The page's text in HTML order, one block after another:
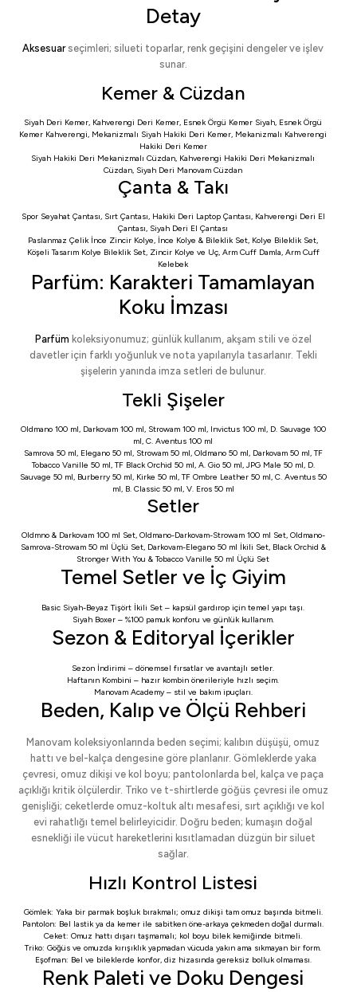
Detay
Aksesuarseçimleri; silueti toparlar, renk geçişini dengeler ve işlev
sunar.
Kemer & Cüzdan
Siyah Deri Kemer, Kahverengi Deri Kemer, Esnek Örgü Kemer Siyah, Esnek Örgü
Kemer Kahverengi, Mekanizmalı Siyah Hakiki Deri Kemer, Mekanizmalı Kahverengi
Hakiki Deri Kemer
Siyah Hakiki Deri Mekanizmalı Cüzdan, Kahverengi Hakiki Deri Mekanizmalı
Cüzdan, Siyah Deri Manovam Cüzdan
Çanta & Takı
Spor Seyahat Çantası, Sırt Çantası, Hakiki Deri Laptop Çantası, Kahverengi Deri El
Çantası, Siyah Deri El Çantası
Paslanmaz Çelik İnce Zincir Kolye, İnce Kolye & Bileklik Set, Kolye Bileklik Set,
Köşeli Tasarım Kolye Bileklik Set, Zincir Kolye ve Uç, Arm Cuff Damla, Arm Cuff
Kelebek
Parfüm: Karakteri Tamamlayan
Koku İmzası
Parfüm koleksiyonumuz; günlük kullanım, akşam stili ve özel
davetler için farklı yoğunluk ve nota yapılarıyla tasarlanır. Tekli
şişelerin yanında imza setleri de bulunur.
Tekli Şişeler
Oldmano 100 ml, Darkovam 100 ml, Strowam 100 ml, Invictus 100 ml, D. Sauvage 100
ml, C. Aventus 100 ml
Samrova 50 ml, Elegano 50 ml, Strowam 50 ml, Oldmano 50 ml, Darkovam 50 ml,TF
Tobacco Vanille 50 ml,TF Black Orchid 50 ml, A. Gio 50 ml,JPG Male 50 ml, D.
Sauvage 50 ml, Burberry 50 ml, Kirke 50 ml,TF Ombre Leather 50 ml, C. Aventus 50
ml, B. Classic 50 ml, V. Eros 50 ml
Setler
Oldmno & Darkovam 100 ml Set, Oldmano-Darkovam-Strowam 100 ml Set, Oldmano-
Samrova-Strowam 50 ml Üçlü Set, Darkovam-Elegano 50 ml İkili Set, Black Orchid &
Stronger With You & Tobacco Vanille 50 ml Üçlü Set
Temel Setler ve İç Giyim
Basic Siyah-Beyaz Tişört İkili Set – kapsül gardırop için temel yapı taşı.
Siyah Boxer– %100 pamuk konforu ve günlük kullanım.
Sezon & Editoryal İçerikler
Sezon İndirimi – dönemsel fırsatlar ve avantajlı setler.
Haftanın Kombini – hazır kombin önerileriyle hızlı seçim.
Manovam Academy– stil ve bakım ipuçları.
Beden, Kalıp ve Ölçü Rehberi
Manovam koleksiyonlarında beden seçimi; kalıbın düşüşü, omuz
hattı ve bel-kalça dengesine göre planlanır. Gömleklerde yaka
çevresi, omuz dikişi ve kol boyu; pantolonlarda bel, kalça ve paça
açıklığı kritik ölçülerdir. Triko ve t-shirtlerde göğüs çevresi ile omuz
genişliği; ceketlerde omuz-koltuk altı mesafesi, sırt açıklığı ve kol
evi rahatlığı temel belirleyicidir. Doğru beden; kumaşın doğal
esnekliği ile vücut hareketlerini kısıtlamadan düzgün bir siluet
sağlar.
Hızlı Kontrol Listesi
Gömlek: Yaka bir parmak boşluk bırakmalı; omuz dikişi tam omuz başında bitmeli.
Pantolon: Bel lastik ya da kemer ile sabitken öne-arkaya çekmeden doğal durmalı.
Ceket: Omuz hattı dışarı taşmamalı; kol boyu bilek kemiğinde bitmeli.
Triko: Göğüs ve omuzda kırışıklık yapmadan vücuda yakın ama sıkmayan bir form.
Eşofman: Bel ve bileklerde konfor, diz hizasında gereksiz bolluk olmaması.
Renk Paleti ve Doku Dengesi